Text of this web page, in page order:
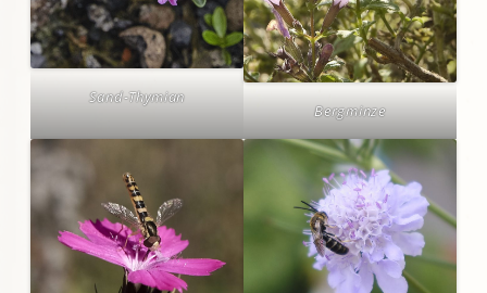
Sand-Thymian
Bergminze